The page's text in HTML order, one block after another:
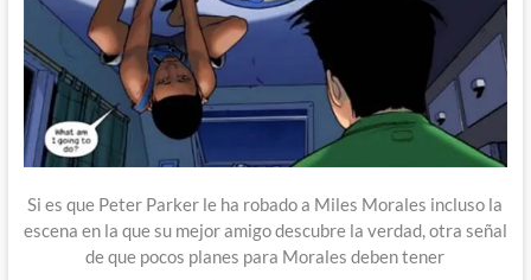
Si es que Peter Parker le ha robado a Miles Morales incluso la
escena en la que su mejor amigo descubre la verdad, otra señal
de que pocos planes para Morales deben tener